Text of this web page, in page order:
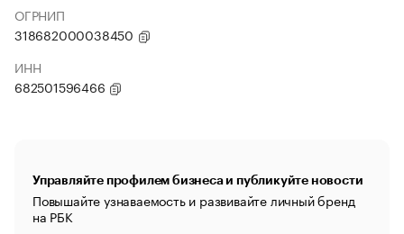
ОГРНИП
318682000038450
ИНН
682501596466
Управляйте профилем бизнеса и публикуйте новости
Повышайте узнаваемость и развивайте личный бренд
на РБК